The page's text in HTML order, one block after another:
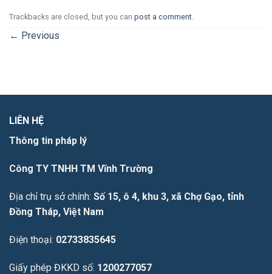
Trackbacks are closed, but you can post a comment
← Previous
LIÊN HỆ
Thông tin pháp lý
Công TY TNHH TM Vĩnh Trường
Địa chỉ trụ sở chính: Số 15, ô 4, khu 3, xã Chợ Gạo, tỉnh
Đồng Tháp, Việt Nam
Điện thoại: 02733835645
Giấy phép ĐKKD số: 1200277057